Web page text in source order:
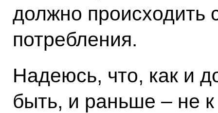
должно происходить
потребления.
Надеюсь, что, как и
быть, и раньше – не